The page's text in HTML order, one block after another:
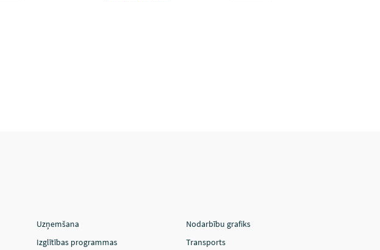
Uzņemšana
Nodarbību grafiks
Izglītības programmas Transports